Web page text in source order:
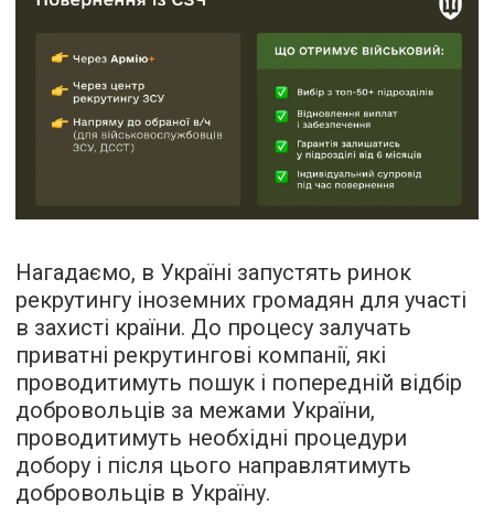
Нагадаємо, в Україні запустять ринок
рекрутингу іноземних громадян для участі
в захисті країни. До процесу залучать
приватні рекрутингові компанії, які
проводитимуть пошук і попередній відбір
добровольців за межами України,
проводитимуть необхідні процедури
добору і після цього направлятимуть
добровольців в Україну.